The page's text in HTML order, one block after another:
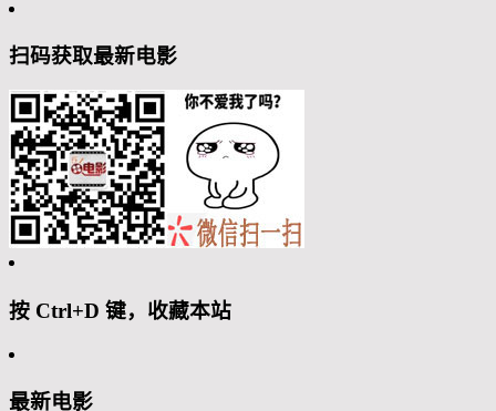
扫码获取最新电影
按 Ctrl+D 键，收藏本站
最新电影